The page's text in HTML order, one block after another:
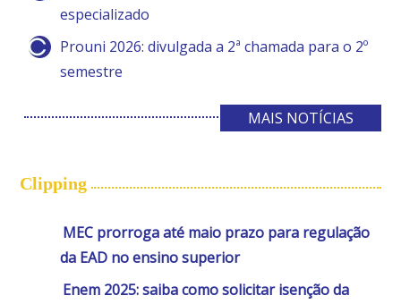
especializado
Prouni 2026: divulgada a 2ª chamada para o 2º
semestre
MAIS NOTÍCIAS
Clipping
MEC prorroga até maio prazo para regulação
da EAD no ensino superior
Enem 2025: saiba como solicitar isenção da